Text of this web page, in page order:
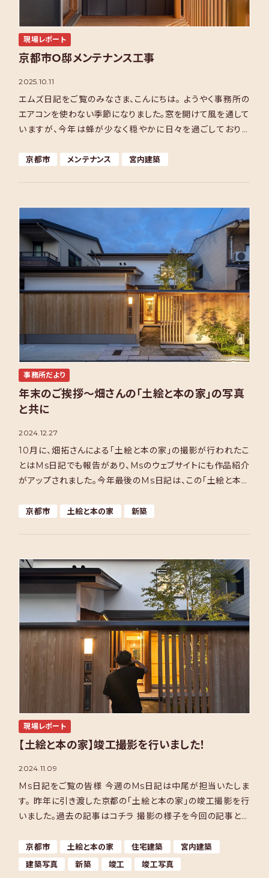
現場レポート
京都市O邸メンテナンス工事
2025.10.11
エムズ日記をご覧のみなさま、こんにちは。 ようやく事務所の
エアコンを使わない季節になりました。窓を開けて風を通して
いますが、今年は蜂が少なく穏やかに日々を過ごしておりま
京都市 メンテナンス 宮内建築
事務所だより
年末のご挨拶～畑さんの「土絵と本の家」の写真
と共に
2024.12.27
10月に、畑拓さんによる「土絵と本の家」の撮影が行われたこ
とはMs日記でも報告があり、Msのウェブサイトにも作品紹介
がアップされました。今年最後のMs日記は、この「土絵と本の
京都市 土絵と本の家 新築
現場レポート
【土絵と本の家】竣工撮影を行いました！
2024.11.09
Ms日記をご覧の皆様 今週のMs日記は中尾が担当いたしま
す。 昨年に引き渡した京都の「土絵と本の家」の竣工撮影を行
いました。過去の記事はコチラ 撮影の様子を今回の記事とい
京都市 土絵と本の家 住宅建築
宮内建築
建築写真
新築 竣工 竣工写真